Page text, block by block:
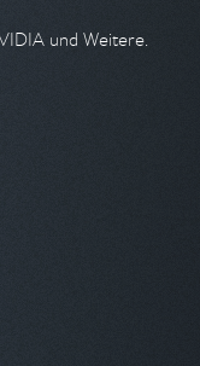
und Weitere.